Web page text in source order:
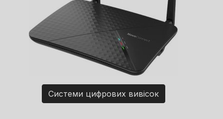
Системи цифрових вивісок